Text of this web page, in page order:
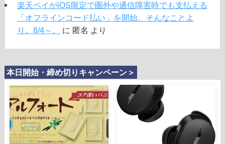
楽天ペイがiOS限定で圏外や通信障害時でも支払える
「オフラインコード払い」を開始。そんなことよ
り。8/4～。
に 匿名 より
本日開始・締め切りキャンペーン＞